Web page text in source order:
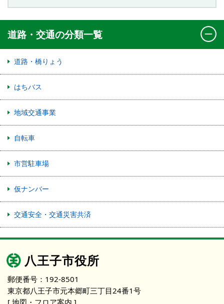
道路・交通の分類一覧
道路・橋りょう
はちバス
地域交通事業
自転車
市営駐車場
仮ナンバー
交通安全・交通災害共済
八王子市役所
郵便番号：192-8501
東京都八王子市元本郷町三丁目24番1号